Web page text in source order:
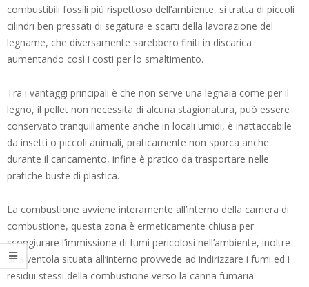
combustibili fossili più rispettoso dell’ambiente, si tratta di piccoli
cilindri ben pressati di segatura e scarti della lavorazione del
legname, che diversamente sarebbero finiti in discarica
aumentando così i costi per lo smaltimento.
Tra i vantaggi principali è che non serve una legnaia come per il
legno, il pellet non necessita di alcuna stagionatura, può essere
conservato tranquillamente anche in locali umidi, è inattaccabile
da insetti o piccoli animali, praticamente non sporca anche
durante il caricamento, infine è pratico da trasportare nelle
pratiche buste di plastica.
La combustione avviene interamente all’interno della camera di
combustione, questa zona è ermeticamente chiusa per
scongiurare l’immissione di fumi pericolosi nell’ambiente, inoltre
una ventola situata all’interno provvede ad indirizzare i fumi ed i
residui stessi della combustione verso la canna fumaria.